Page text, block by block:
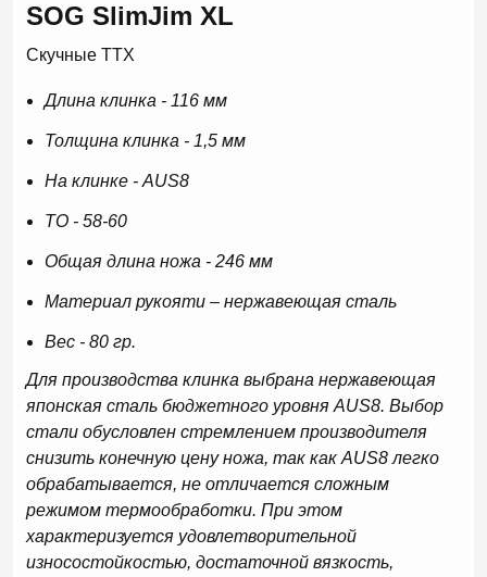
SOG SlimJim XL
Скучные ТТХ
Длина клинка - 116 мм
Толщина клинка - 1,5 мм
На клинке - AUS8
ТО - 58-60
Общая длина ножа - 246 мм
Материал рукояти – нержавеющая сталь
Вес - 80 гр.
Для производства клинка выбрана нержавеющая
японская сталь бюджетного уровня AUS8. Выбор
стали обусловлен стремлением производителя
снизить конечную цену ножа, так как AUS8 легко
обрабатывается, не отличается сложным
режимом термообработки. При этом
характеризуется удовлетворительной
износостойкостью, достаточной вязкость,